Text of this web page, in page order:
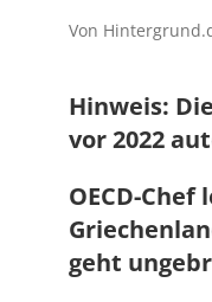
Von
Hinweis:
vor 2022
OECD-
geht